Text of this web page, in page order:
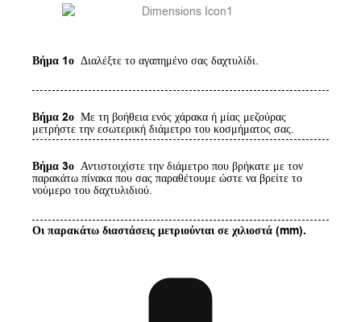
Βήμα 1ο Διαλέξτε το αγαπημένο σας δαχτυλίδι.
Βήμα 2ο Με τη βοήθεια ενός χάρακα ή μίας μεζούρας
μετρήστε την εσωτερική διάμετρο του κοσμήματος σας.
Βήμα 3ο Αντιστοιχίστε την διάμετρο που βρήκατε με τον
παρακάτω πίνακα που σας παραθέτουμε ώστε να βρείτε το
νούμερο του δαχτυλιδιού.
Οι παρακάτω διαστάσεις μετριούνται σε χιλιοστά (mm).